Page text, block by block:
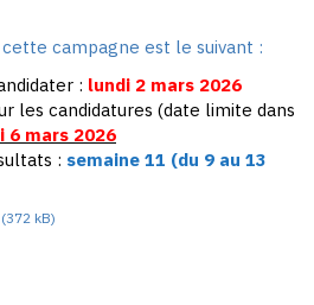
campagne est le suivant :
: lundi 2 mars 2026
les candidatures (date limite dans
6 mars 2026
: semaine 11 (du 9 au 13